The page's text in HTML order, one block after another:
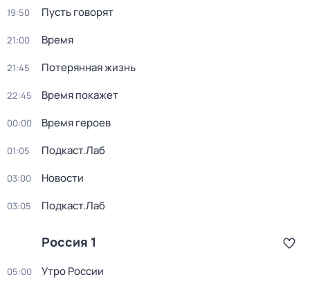
19:50 Пусть говорят
21:00 Время
21:45 Потерянная жизнь
22:45 Время покажет
00:00 Время героев
01:05 Подкаст.Лаб
03:00 Новости
03:05 Подкаст.Лаб
Россия 1
05:00 Утро России